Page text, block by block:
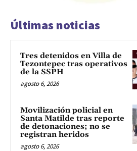
Últimas noticias
Tres detenidos en Villa de
Tezontepec tras operativos
de la SSPH
agosto 6, 2026
Movilización policial en
Santa Matilde tras reporte
de detonaciones; no se
registran heridos
agosto 6, 2026